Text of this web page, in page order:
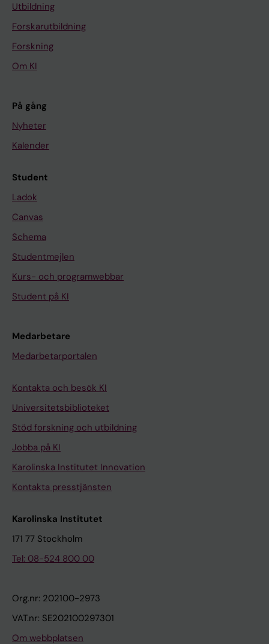
Utbildning
Forskarutbildning
Forskning
Om KI
På gång
Nyheter
Kalender
Student
Ladok
Canvas
Schema
Studentmejlen
Kurs- och programwebbar
Student på KI
Medarbetare
Medarbetarportalen
Kontakta och besök KI
Universitetsbiblioteket
Stöd forskning och utbildning
Jobba på KI
Karolinska Institutet Innovation
Kontakta presstjänsten
Karolinska Institutet
171 77 Stockholm
Tel: 08-524 800 00
Org.nr: 202100-2973
VAT.nr: SE202100297301
Om webbplatsen